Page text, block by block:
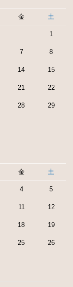
金 土
1
7 8
14 15
21 22
28 29
金 土
4 5
11 12
18 19
25 26